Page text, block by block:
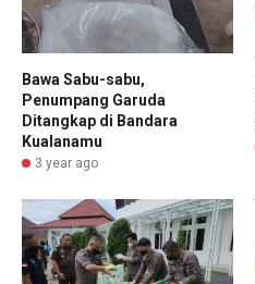
Bawa Sabu-sabu,
Penumpang Garuda
Ditangkap di Bandara
Kualanamu
3 year ago